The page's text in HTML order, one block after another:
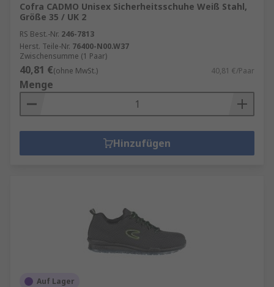
Cofra CADMO Unisex Sicherheitsschuhe Weiß Stahl,
Größe 35 / UK 2
RS Best.-Nr. 246-7813
Herst. Teile-Nr. 76400-N00.W37
Zwischensumme (1 Paar)
40,81 €(ohne MwSt.) 40,81 €/Paar
Menge
Hinzufügen
Auf Lager